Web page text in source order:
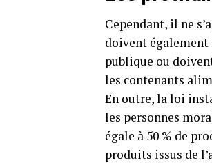
Cependant, il ne
doivent
publique ou
les contenants
En outre, la loi
les personnes
égale à 50 % de
produits issus de